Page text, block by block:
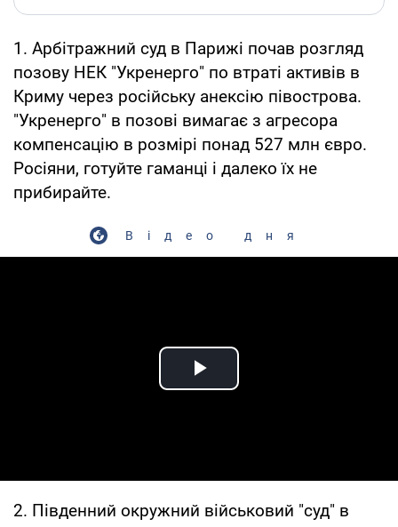
1. Арбітражний суд в Парижі почав розгляд
позову НЕК "Укренерго" по втраті активів в
Криму через російську анексію півострова.
"Укренерго" в позові вимагає з агресора
компенсацію в розмірі понад 527 млн євро.
Росіяни, готуйте гаманці і далеко їх не
прибирайте.
Відео дня
Play Video
2. Південний окружний військовий "суд" в